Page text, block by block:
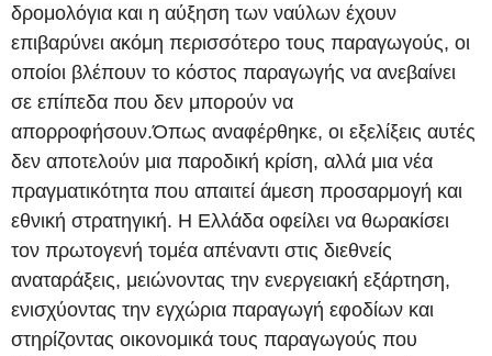
δρομολόγια και η αύξηση των ναύλων έχουν
επιβαρύνει ακόμη περισσότερο τους παραγωγούς, οι
οποίοι βλέπουν το κόστος παραγωγής να ανεβαίνει
σε επίπεδα που δεν μπορούν να
απορροφήσουν.Όπως αναφέρθηκε, οι εξελίξεις αυτές
δεν αποτελούν μια παροδική κρίση, αλλά μια νέα
πραγματικότητα που απαιτεί άμεση προσαρμογή και
εθνική στρατηγική. Η Ελλάδα οφείλει να θωρακίσει
τον πρωτογενή τομέα απέναντι στις διεθνείς
αναταράξεις, μειώνοντας την ενεργειακή εξάρτηση,
ενισχύοντας την εγχώρια παραγωγή εφοδίων και
στηρίζοντας οικονομικά τους παραγωγούς που